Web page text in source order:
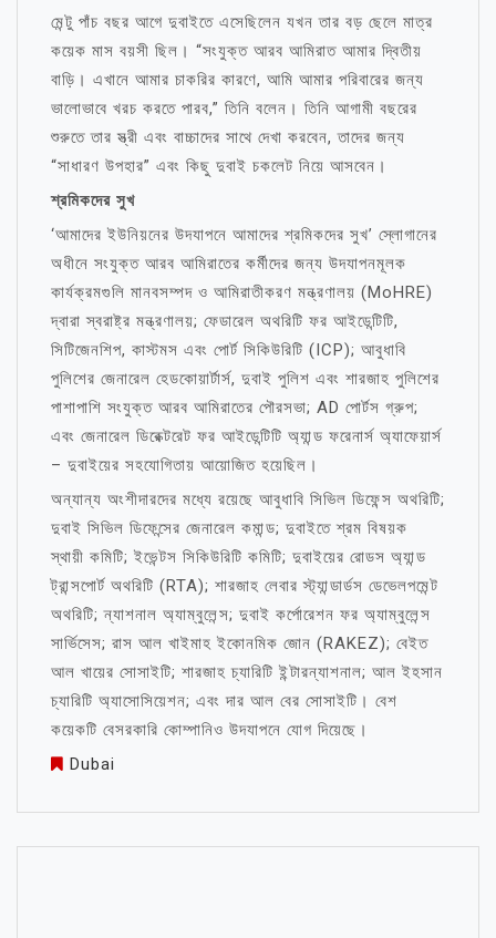
মেন্টু পাঁচ বছর আগে দুবাইতে এসেছিলেন যখন তার বড় ছেলে মাত্র
কয়েক মাস বয়সী ছিল। “সংযুক্ত আরব আমিরাত আমার দ্বিতীয়
বাড়ি। এখানে আমার চাকরির কারণে, আমি আমার পরিবারের জন্য
ভালোভাবে খরচ করতে পারব,” তিনি বলেন। তিনি আগামী বছরের
শুরুতে তার স্ত্রী এবং বাচ্চাদের সাথে দেখা করবেন, তাদের জন্য
“সাধারণ উপহার” এবং কিছু দুবাই চকলেট নিয়ে আসবেন।
শ্রমিকদের সুখ
‘আমাদের ইউনিয়নের উদযাপনে আমাদের শ্রমিকদের সুখ’ স্লোগানের
অধীনে সংযুক্ত আরব আমিরাতের কর্মীদের জন্য উদযাপনমূলক
কার্যক্রমগুলি মানবসম্পদ ও আমিরাতীকরণ মন্ত্রণালয় (MoHRE)
দ্বারা স্বরাষ্ট্র মন্ত্রণালয়; ফেডারেল অথরিটি ফর আইডেন্টিটি,
সিটিজেনশিপ, কাস্টমস এবং পোর্ট সিকিউরিটি (ICP); আবুধাবি
পুলিশের জেনারেল হেডকোয়ার্টার্স, দুবাই পুলিশ এবং শারজাহ পুলিশের
পাশাপাশি সংযুক্ত আরব আমিরাতের পৌরসভা; AD পোর্টস গ্রুপ;
এবং জেনারেল ডিরেক্টরেট ফর আইডেন্টিটি অ্যান্ড ফরেনার্স অ্যাফেয়ার্স
– দুবাইয়ের সহযোগিতায় আয়োজিত হয়েছিল।
অন্যান্য অংশীদারদের মধ্যে রয়েছে আবুধাবি সিভিল ডিফেন্স অথরিটি;
দুবাই সিভিল ডিফেন্সের জেনারেল কমান্ড; দুবাইতে শ্রম বিষয়ক
স্থায়ী কমিটি; ইভেন্টস সিকিউরিটি কমিটি; দুবাইয়ের রোডস অ্যান্ড
ট্রান্সপোর্ট অথরিটি (RTA); শারজাহ লেবার স্ট্যান্ডার্ডস ডেভেলপমেন্ট
অথরিটি; ন্যাশনাল অ্যাম্বুলেন্স; দুবাই কর্পোরেশন ফর অ্যাম্বুলেন্স
সার্ভিসেস; রাস আল খাইমাহ ইকোনমিক জোন (RAKEZ); বেইত
আল খায়ের সোসাইটি; শারজাহ চ্যারিটি ইন্টারন্যাশনাল; আল ইহসান
চ্যারিটি অ্যাসোসিয়েশন; এবং দার আল বের সোসাইটি। বেশ
কয়েকটি বেসরকারি কোম্পানিও উদযাপনে যোগ দিয়েছে।
Dubai